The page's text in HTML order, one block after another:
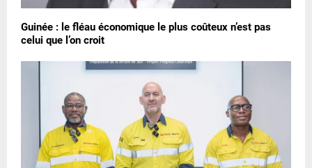
Guinée : le fléau économique le plus coûteux n’est pas
celui que l’on croit